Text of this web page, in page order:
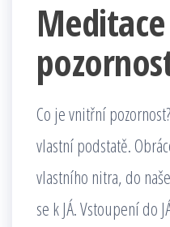
Co je vnitřní
vlastní podstatě.
vlastního nitra, do
se k JÁ. Vstoupení do